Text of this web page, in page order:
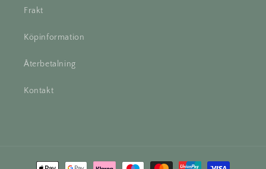
Frakt
Köpinformation
Återbetalning
Kontakt
Betalningsmetoder